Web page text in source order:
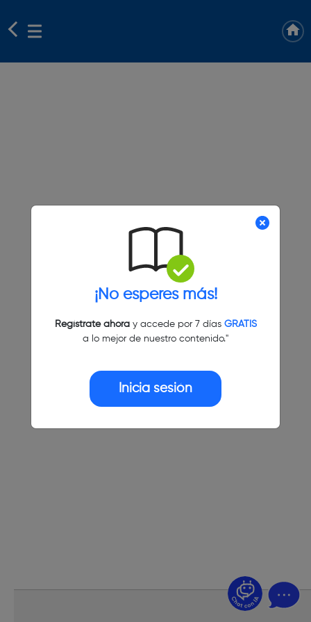
¡No esperes más!
Regístrate ahoray accede por 7 días GRATIS
a lo mejor de nuestro contenido."
Inicia sesión